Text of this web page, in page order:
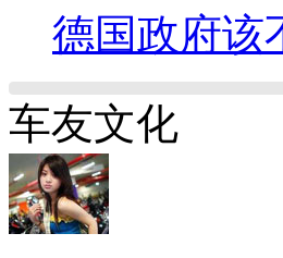
德国政府该
车友文化